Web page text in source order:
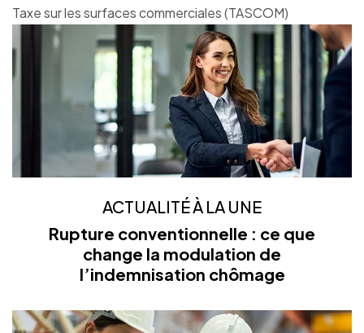
Taxe sur les surfaces commerciales (TASCOM)
ACTUALITÉ À LA UNE
Rupture conventionnelle : ce que
change la modulation de
l’indemnisation chômage